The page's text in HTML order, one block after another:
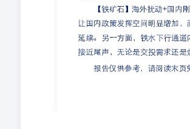
涨价情况 专业服务，创造价值 和
朗方面消息影响，尿素大幅拉涨
而需求在信心不足情况下采购节
继续去库反而超季节性累库。我
盾。长期弱现实格局难改，短期
GAPKI跟进印尼棕榈油基本面数